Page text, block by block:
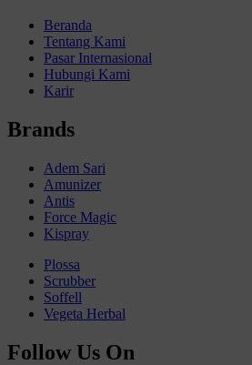
Beranda
Tentang Kami
Pasar Internasional
Hubungi Kami
Karir
Brands
Adem Sari
Amunizer
Antis
Force Magic
Kispray
Plossa
Scrubber
Soffell
Vegeta Herbal
Follow Us On